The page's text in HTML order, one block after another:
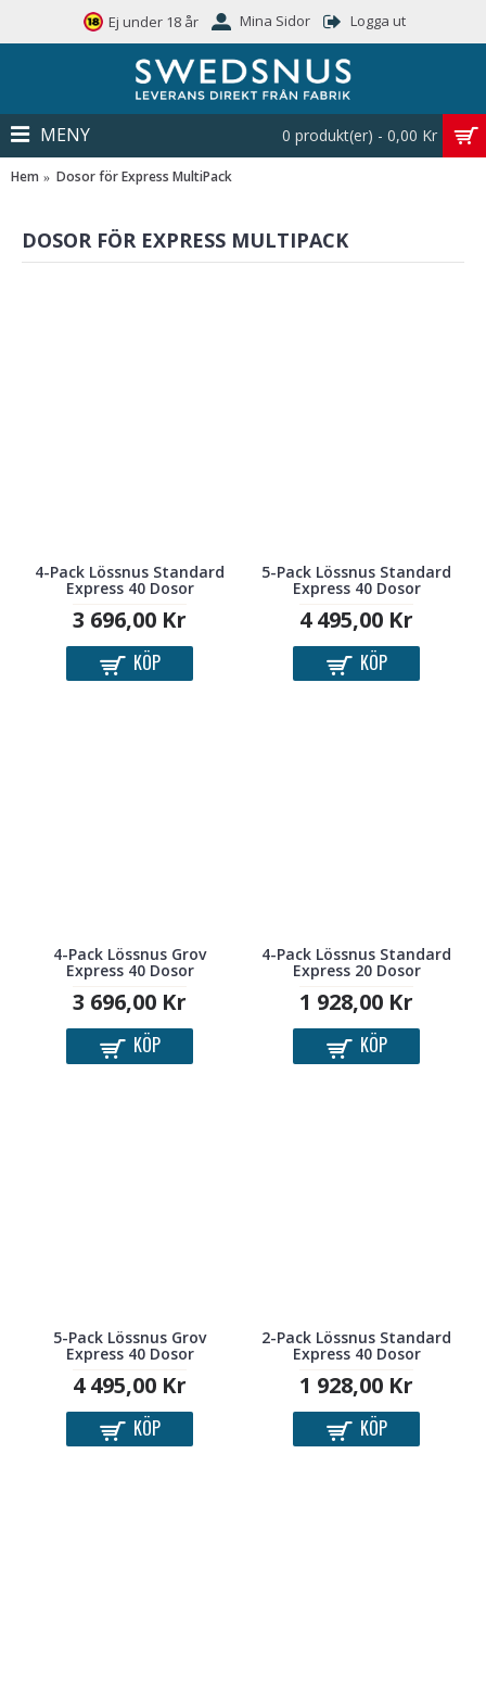
Ej under 18 år Mina Sidor Logga ut
0 produkt(er) - 0,00 Kr
MENY
Hem Dosor för Express MultiPack
DOSOR FÖR EXPRESS MULTIPACK
4-Pack Lössnus Standard
Express 40 Dosor
3 696,00 Kr
KÖP
5-Pack Lössnus Standard
Express 40 Dosor
4 495,00 Kr
KÖP
4-Pack Lössnus Grov
Express 40 Dosor
3 696,00 Kr
KÖP
4-Pack Lössnus Standard
Express 20 Dosor
1 928,00 Kr
KÖP
5-Pack Lössnus Grov
Express 40 Dosor
4 495,00 Kr
KÖP
2-Pack Lössnus Standard
Express 40 Dosor
1 928,00 Kr
KÖP